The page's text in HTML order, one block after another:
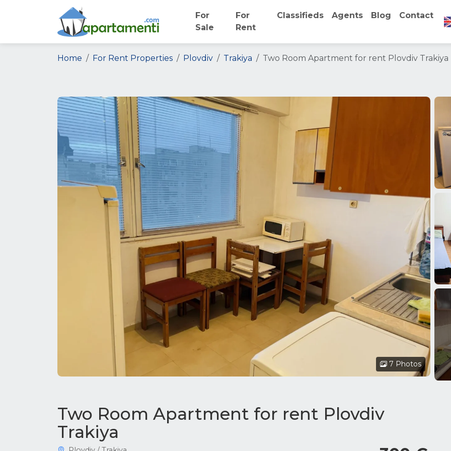
For
Sale
For
Rent
Classifieds Agents Blog Contact
Home For Rent Properties Plovdiv Trakiya Two Room Apartment for rent Plovdiv Trakiya
7 Photos
Two Room Apartment for rent Plovdiv
Trakiya